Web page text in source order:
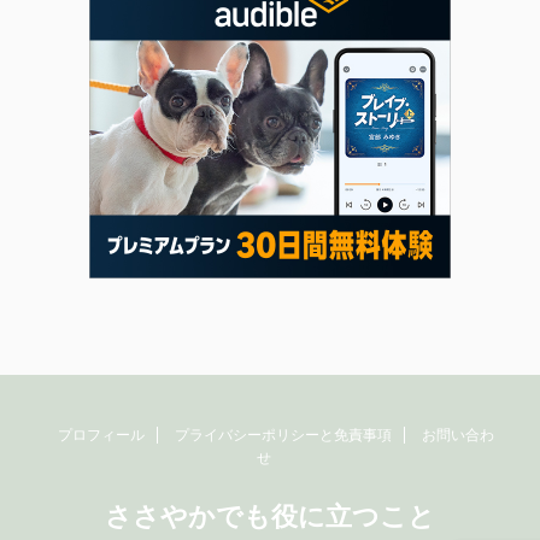
プロフィール プライバシーポリシーと免責事項
お問い合わ
せ
ささやかでも役に立つこと